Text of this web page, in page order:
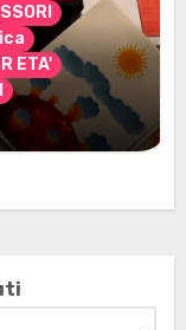
ETA'
stampabili